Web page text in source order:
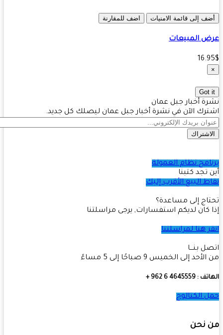
إلى قائمة الامنيات اضف للمقارنة
المبيعات
أخبار جبل عمان
الآن في نشرة أخبار جبل عمان ليصلك كل جديد.
نظام العمولة
تجد كتبنا
البيع الأقرب إليك
إلى مساعدة؟
كان لديكم استفسارات, يرجى مراسلتنا
هنا لمراسلتنا
بنـــا
إلى الخميس 9 صباحًا إلى 5 مساءً
6 962 +
الكتالوج
نحن